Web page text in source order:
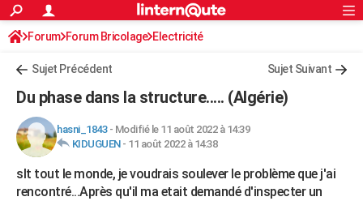
ACTUALITÉS
Politique
Société
Faits Divers
Education
Monde
Villes
+
FINANCE
Retraite
Impôts
Epargne
Immobilier
Risques naturels par ville
Banque
Assurance
Crédit
AUTO
Essais
Réserver un essai
Citadines
Berlines
SUV
Forum auto
+HIGH-TECH
S'inscrire
Connexion
Forum Forum Bricolage Electricité
Sujet Précédent Sujet Suivant
Du phase dans la structure..... (Algérie)
hasni_1843- Modifié le 11 août 2022 à 14:39
KIDUGUEN- 11 août 2022 à 14:38
slt tout le monde, je voudrais soulever le problème que j'ai
rencontré...Après qu'il ma etait demandé d'inspecter un